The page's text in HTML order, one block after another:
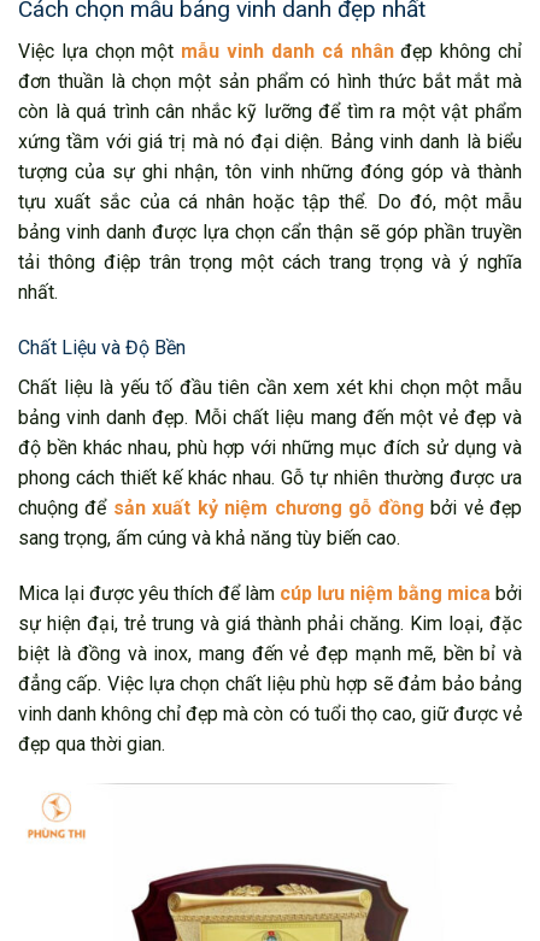
Cách chọn mẫu bảng vinh danh đẹp nhất
Việc lựa chọn một mẫu vinh danh cá nhânđẹp không chỉ
đơn thuần là chọn một sản phẩm có hình thức bắt mắt mà
còn là quá trình cân nhắc kỹ lưỡng để tìm ra một vật phẩm
xứng tầm với giá trị mà nó đại diện. Bảng vinh danh là biểu
tượng của sự ghi nhận, tôn vinh những đóng góp và thành
tựu xuất sắc của cá nhân hoặc tập thể. Do đó, một mẫu
bảng vinh danh được lựa chọn cẩn thận sẽ góp phần truyền
tải thông điệp trân trọng một cách trang trọng và ý nghĩa
nhất.
Chất Liệu và Độ Bền
Chất liệu là yếu tố đầu tiên cần xem xét khi chọn một mẫu
bảng vinh danh đẹp. Mỗi chất liệu mang đến một vẻ đẹp và
độ bền khác nhau, phù hợp với những mục đích sử dụng và
phong cách thiết kế khác nhau. Gỗ tự nhiên thường được ưa
chuộng để sản xuất kỷ niệm chương gỗ đồng bởi vẻ đẹp
sang trọng, ấm cúng và khả năng tùy biến cao.
Mica lại được yêu thích để làm cúp lưu niệm bằng mica bởi
sự hiện đại, trẻ trung và giá thành phải chăng. Kim loại, đặc
biệt là đồng và inox, mang đến vẻ đẹp mạnh mẽ, bền bỉ và
đẳng cấp. Việc lựa chọn chất liệu phù hợp sẽ đảm bảo bảng
vinh danh không chỉ đẹp mà còn có tuổi thọ cao, giữ được vẻ
đẹp qua thời gian.